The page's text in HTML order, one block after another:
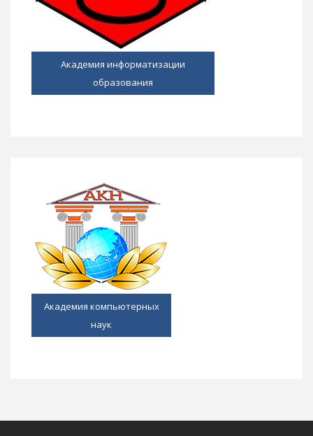
Академия информатизации
образования
Академия компьютерных
наук